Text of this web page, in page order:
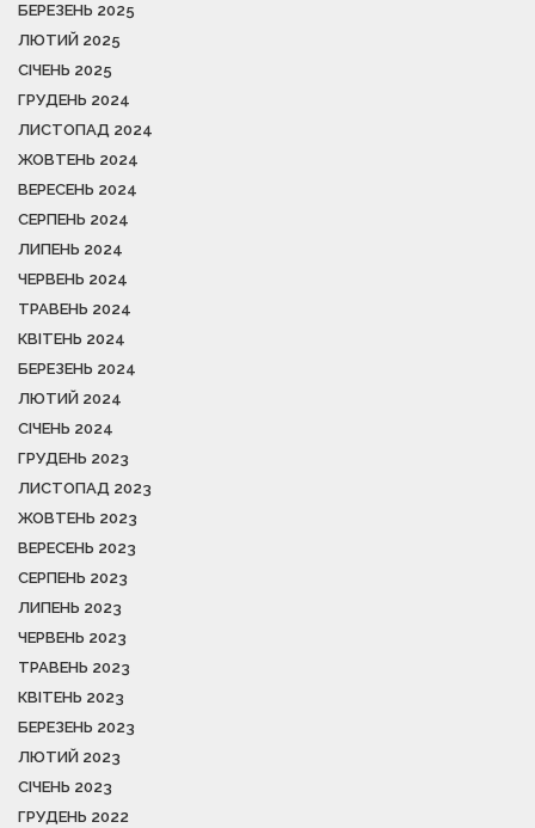
БЕРЕЗЕНЬ 2025
ЛЮТИЙ 2025
СІЧЕНЬ 2025
ГРУДЕНЬ 2024
ЛИСТОПАД 2024
ЖОВТЕНЬ 2024
ВЕРЕСЕНЬ 2024
СЕРПЕНЬ 2024
ЛИПЕНЬ 2024
ЧЕРВЕНЬ 2024
ТРАВЕНЬ 2024
КВІТЕНЬ 2024
БЕРЕЗЕНЬ 2024
ЛЮТИЙ 2024
СІЧЕНЬ 2024
ГРУДЕНЬ 2023
ЛИСТОПАД 2023
ЖОВТЕНЬ 2023
ВЕРЕСЕНЬ 2023
СЕРПЕНЬ 2023
ЛИПЕНЬ 2023
ЧЕРВЕНЬ 2023
ТРАВЕНЬ 2023
КВІТЕНЬ 2023
БЕРЕЗЕНЬ 2023
ЛЮТИЙ 2023
СІЧЕНЬ 2023
ГРУДЕНЬ 2022